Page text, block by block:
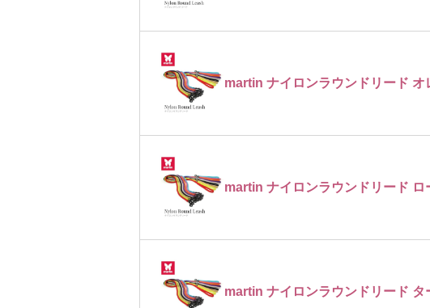
martin ナイロンラウンドリード
martin ナイロンラウンドリード
martin ナイロンラウンドリード